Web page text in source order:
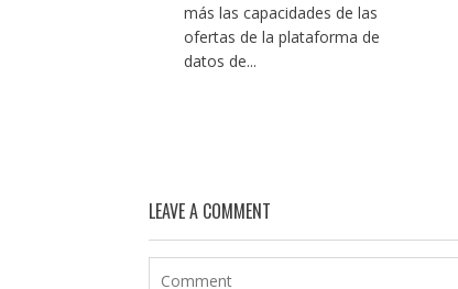
más las capacidades de las
ofertas de la plataforma de
datos de...
LEAVE A COMMENT